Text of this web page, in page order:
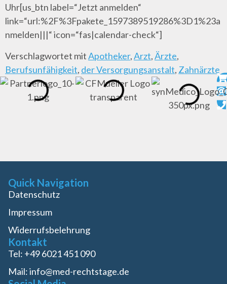
Uhr[us_btn label=“Jetzt anmelden“
link=“url:%2F%3Fpakete_1597389519286%3D1%23a
nmelden|||“ icon=“fas|calendar-check“]
Verschlagwortet mitApotheker,Arzt,Ärzte,
Berufsunfähigkeit, der Versorgungsanstalt, Zahnärzte
Quick Navigation
Datenschutz
Impressum
Widerrufsbelehrung
Kontakt
Tel: +49 6021 451 090
Mail: info@med-rechtstage.de